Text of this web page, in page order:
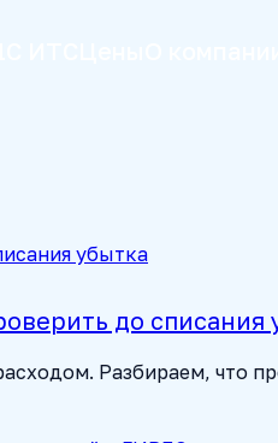
до списания
Разбираем, что